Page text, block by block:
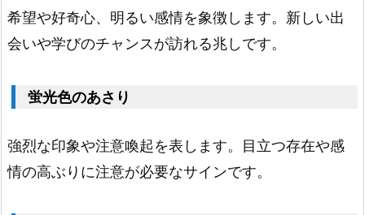
1.
0.
ン
色
の
希望や好奇心、明るい感情を象徴します。新しい出
会いや学びのチャンスが訪れる兆しです。
蛍光色のあさり
強烈な印象や注意喚起を表します。目立つ存在や感
情の高ぶりに注意が必要なサインです。